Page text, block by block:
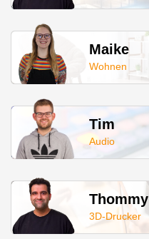
Maike
Wohnen
Tim
Audio
Thommy
3D-Drucker